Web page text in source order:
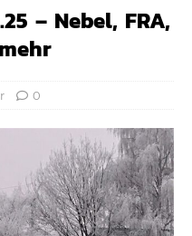
– Nebel, FRA,
0